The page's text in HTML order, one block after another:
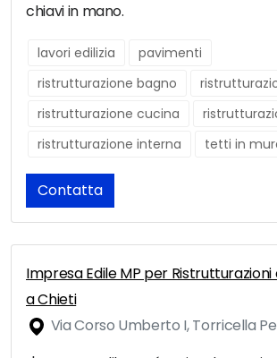
chiavi in mano.
lavori edilizia
pavimenti
ristrutturazione bagno
ristrutturazione cucina
ristrutturazione interna
tetti in
Contatta
Impresa Edile MP per
a Chieti
Via Corso Umberto I, Torricella